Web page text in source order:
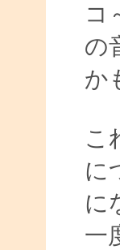
コ
の
か
こ
に
に
一